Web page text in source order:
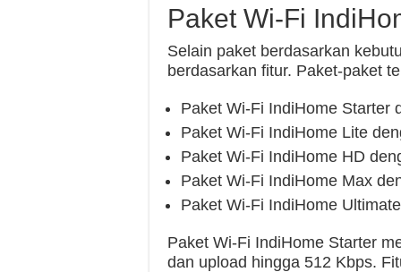
Paket Wi-Fi
Selain paket berdasarkan
berdasarkan fitur. Paket-paket
Paket Wi-Fi IndiHome Starter
Paket Wi-Fi IndiHome Lite
Paket Wi-Fi IndiHome HD
Paket Wi-Fi IndiHome Max
Paket Wi-Fi IndiHome
Paket Wi-Fi IndiHome Starter
dan upload hingga 512 Kbps.